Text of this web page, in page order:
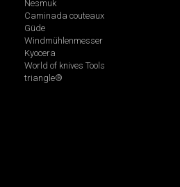
Nesmuk
Caminada couteaux
Güde
Windmühlenmesser
Kyocera
World of knives Tools
triangle®